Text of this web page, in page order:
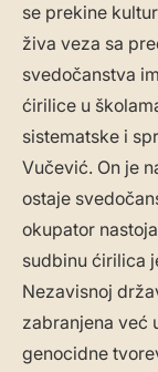
se prekine
živa veza sa
svedočanstva
ćirilice u
sistematske i
Vučević. On je
ostaje
okupator
sudbinu ćirilica
Nezavisnoj
zabranjena već
genocidne